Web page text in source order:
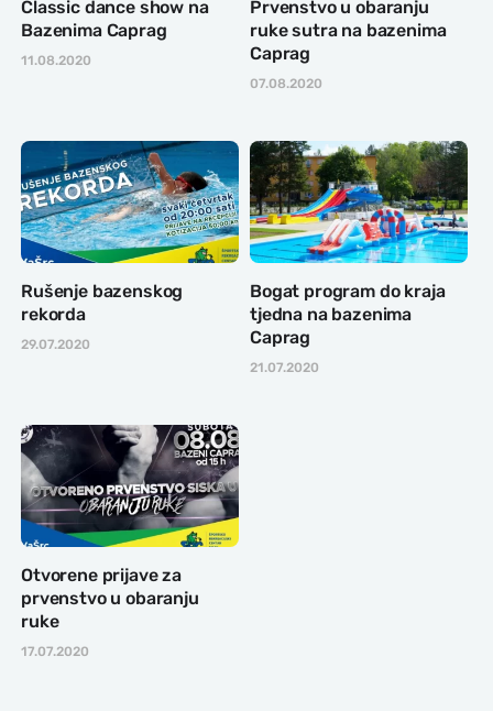
Classic dance show na
Bazenima Caprag
11.08.2020
Prvenstvo u obaranju
ruke sutra na bazenima
Caprag
07.08.2020
Rušenje bazenskog
rekorda
29.07.2020
Bogat program do kraja
tjedna na bazenima
Caprag
21.07.2020
Otvorene prijave za
prvenstvo u obaranju
ruke
17.07.2020